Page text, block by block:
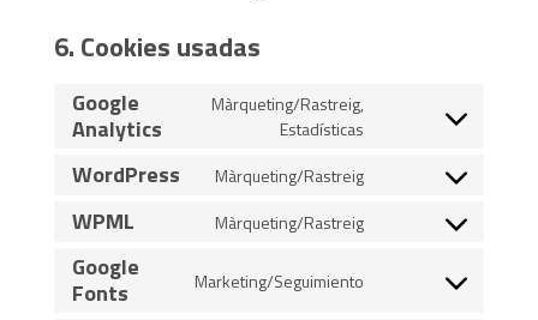
6. Cookies usadas
Google
Analytics
Màrqueting/Rastreig,
Estadísticas
WordPress Màrqueting/Rastreig
WPML Màrqueting/Rastreig
Google
Fonts
Marketing/Seguimiento